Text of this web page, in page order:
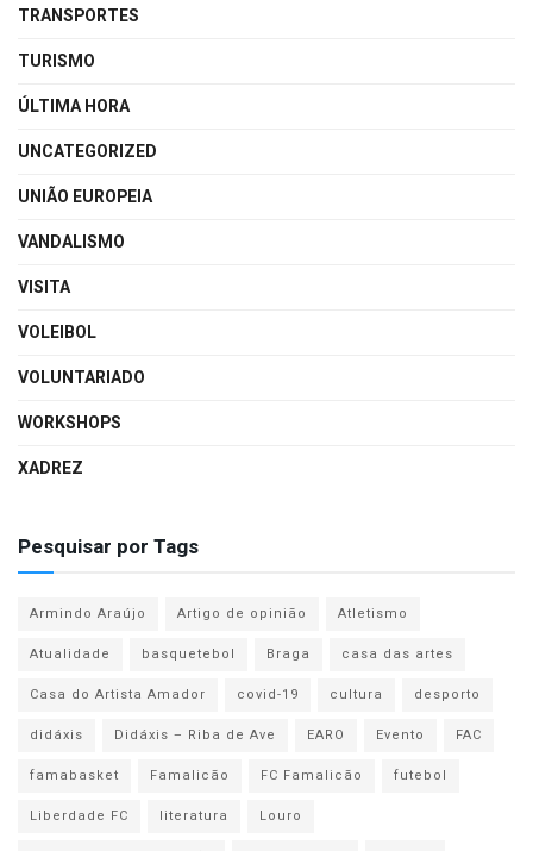
TRANSPORTES
TURISMO
ÚLTIMA HORA
UNCATEGORIZED
UNIÃO EUROPEIA
VANDALISMO
VISITA
VOLEIBOL
VOLUNTARIADO
WORKSHOPS
XADREZ
Pesquisar por Tags
Armindo Araújo Artigo de opinião
Atletismo
Atualidade
basquetebol Braga
casa das artes
Casa do Artista Amador
covid-19 cultura
desporto
didáxis
Didáxis – Riba de Ave EARO Evento
FAC
famabasket
Famalicão FC Famalicão
futebol
Liberdade FC
literatura
Louro